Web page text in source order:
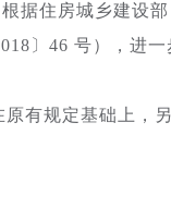
据住房城乡建设
〕46 号），进
有规定基础上，